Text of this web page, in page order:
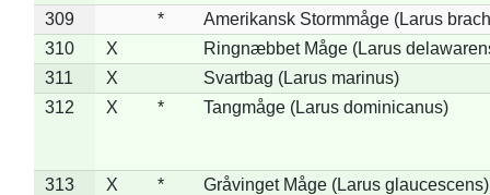
309
*
Amerikansk Stormmåge (Larus
310
X
Ringnæbbet Måge (Larus
311
X
Svartbag (Larus marinus)
312
X * Tangmåge (Larus dominicanus)
313 X * Gråvinget Måge (Larus glaucescens)